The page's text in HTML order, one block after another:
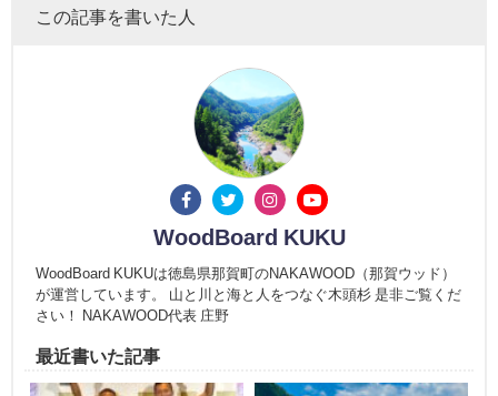
この記事を書いた人
WoodBoard KUKU
WoodBoard KUKUは徳島県那賀町のNAKAWOOD（那賀ウッド）
が運営しています。 山と川と海と人をつなぐ木頭杉 是非ご覧くだ
さい！ NAKAWOOD代表 庄野
最近書いた記事